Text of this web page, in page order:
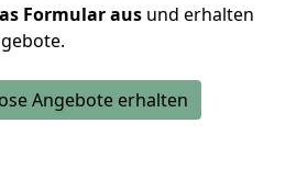
Formular aus und erhalten
Angebote erhalten